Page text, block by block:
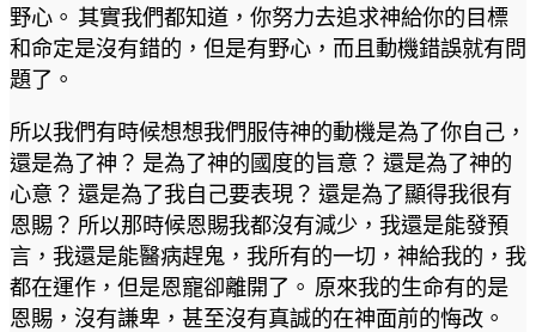
野心。 其實我們都知道，你努力去追求神給你的目標
和命定是沒有錯的，但是有野心，而且動機錯誤就有問
題了。
所以我們有時候想想我們服侍神的動機是為了你自己，
還是為了神？ 是為了神的國度的旨意？ 還是為了神的
心意？ 還是為了我自己要表現？ 還是為了顯得我很有
恩賜？ 所以那時候恩賜我都沒有減少，我還是能發預
言，我還是能醫病趕鬼，我所有的一切，神給我的，我
都在運作，但是恩寵卻離開了。 原來我的生命有的是
恩賜，沒有謙卑，甚至沒有真誠的在神面前的悔改。